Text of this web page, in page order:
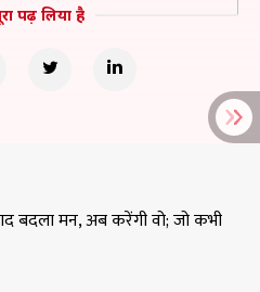
पढ़ लिया है
बदला मन, अब करेंगी वो; जो कभी